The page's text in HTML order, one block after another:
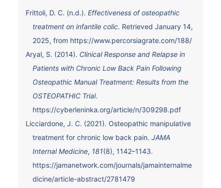
Frittoli, D. C. (n.d.). Effectiveness of osteopathic
treatment on infantile colic. Retrieved January 14,
2025, from https://www.percorsiagrate.com/188/
Aryal, S. (2014). Clinical Response and Relapse in
Patients with Chronic Low Back Pain Following
Osteopathic Manual Treatment: Results from the
OSTEOPATHIC Trial.
https://cyberleninka.org/article/n/309298.pdf
Licciardone, J. C. (2021). Osteopathic manipulative
treatment for chronic low back pain. JAMA
Internal Medicine, 181(8), 1142–1143.
https://jamanetwork.com/journals/jamainternalme
dicine/article-abstract/2781479